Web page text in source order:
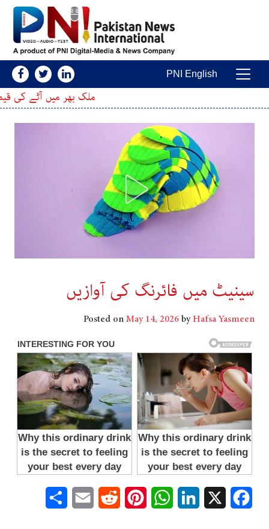
Main Navigation
PNI English
ملک بھر میں آٹے کی قیمت میں بڑا اضافہ ،
سینیٹ میں فائرنگ کی آوازیں
Posted onMay 14, 2026byHafsa Yasmeen
Facebook
LinkedIn
WhatsApp
Pinterest
Reddit
Email